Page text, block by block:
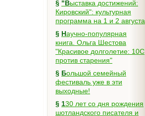
§ "Выставка достижений:
Кировский": культурная
программа на 1 и 2 августа
§ Научно-популярная
книга. Ольга Шестова
"Красивое долголетие: 10C
против старения"
§ Большой семейный
фестиваль уже в эти
выходные!
§ 130 лет со дня рождения
шотландского писателя и